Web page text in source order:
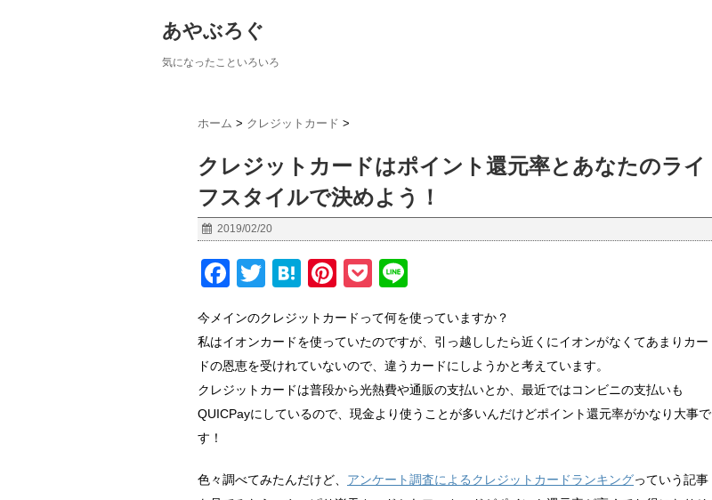
あやぶろぐ
気になったこといろいろ
ホーム > クレジットカード >
クレジットカードはポイント還元率とあなたのライ
フスタイルで決めよう！
2019/02/20
F
c
e
b
o
k
T
tt
er
H
e
n
a
Pi
er
e
st
P
ck
et
e
今メインのクレジットカードって何を使っていますか？
私はイオンカードを使っていたのですが、引っ越ししたら近くにイオンがなくてあまりカー
ドの恩恵を受けれていないので、違うカードにしようかと考えています。
クレジットカードは普段から光熱費や通販の支払いとか、最近ではコンビニの支払いも
QUICPayにしているので、現金より使うことが多いんだけどポイント還元率がかなり大事で
す！
色々調べてみたんだけど、 アンケート調査によるクレジットカードランキングっていう記事